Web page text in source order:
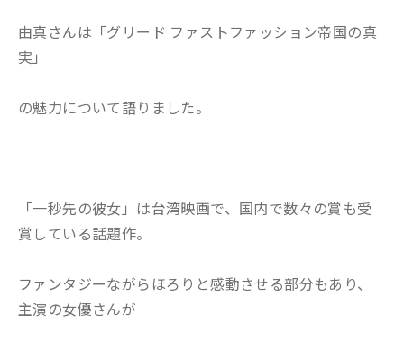
由真さんは「グリード ファストファッション帝国の真
実」
の魅力について語りました。
「一秒先の彼女」は台湾映画で、国内で数々の賞も受
賞している話題作。
ファンタジーながらほろりと感動させる部分もあり、
主演の女優さんが